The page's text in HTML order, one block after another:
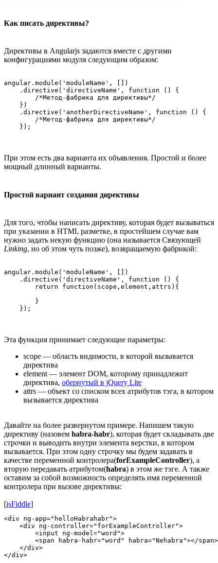
Как писать директивы?
Директивы в Angularjs задаются вместе с другими
конфигурациями модуля следующим образом:
angular.module('moduleName', [])
    .directive('directiveName', function () {
        /*Метод-фабрика для директивы*/
    })
    .directive('anotherDirectiveName', function () {
        /*Метод-фабрика для директивы*/
При этом есть два варианта их объявления. Простой и более
мощный длинный варианты.
Простой вариант создания директивы
Для того, чтобы написать директиву, которая будет вызываться
при указании в HTML разметке, в простейшем случае вам
нужно задать некую функцию (она называется Связующей
Linking, но об этом чуть позже), возвращаемую фабрикой:
angular.module('moduleName', [])
    .directive('directiveName', function () {
        return function(scope,element,attrs){
        }
Эта функция принимает следующие параметры:
scope — область видимости, в которой вызывается
директива
element — элемент DOM, которому принадлежит
директива, обернутый в jQuery Lite
attrs — объект со списком всех атрибутов тэга, в котором
вызывается директива
Давайте на более развернутом примере. Напишем такую
директиву (назовем habra-habr), которая будет складывать две
строчки и выводить внутри элемента верстки, в котором
вызывается. При этом одну строчку мы будем задавать в
качестве переменной контролера(forExampleController), а
вторую передавать атрибутом(habra) в этом же тэге. А также
оставим за собой возможность определять имя переменной
контролера при вызове директивы:
[jsFiddle]
<div ng-app="helloHabrahabr">
    <div ng-controller="forExampleController">
        <input ng-model="word">
        <span habra-habr="word" habra="Nehabra"></span>
    </div>